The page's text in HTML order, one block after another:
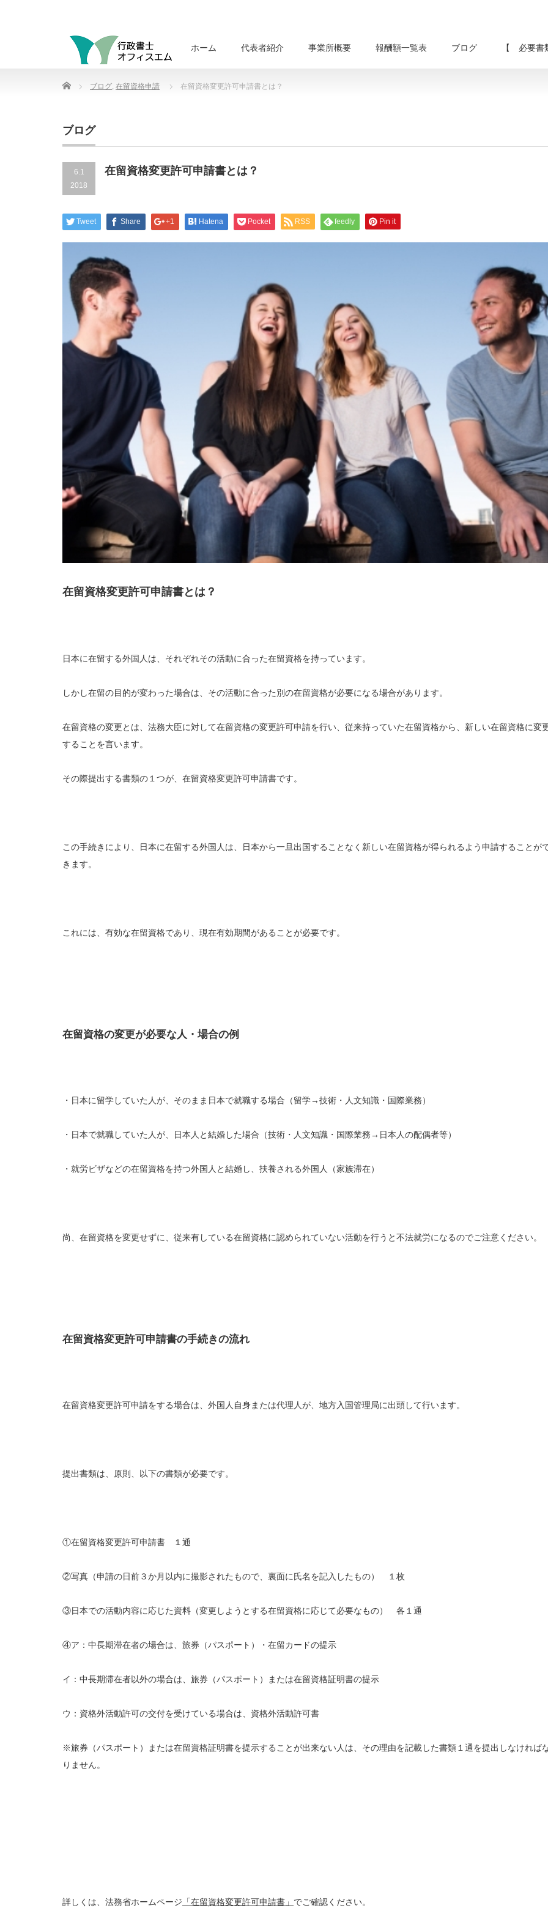
ホーム 代表者紹介 事業所概要 報酬額一覧表 ブログ 【 必要
Home ブログ, 在留資格申請 在留資格変更許可申請書とは？
ブログ
6.1
2018
在留資格変更許可申請書とは？
Tweet Share +1 Hatena Pocket RSS feedly Pin it
在留資格変更許可申請書とは？
日本に在留する外国人は、それぞれその活動に合った在留資格を持っています。
しかし在留の目的が変わった場合は、その活動に合った別の在留資格が必要になる場合があります。
在留資格の変更とは、法務大臣に対して在留資格の変更許可申請を行い、従来持っていた在留資格から、新しい在留資格に変
することを言います。
その際提出する書類の１つが、在留資格変更許可申請書です。
この手続きにより、日本に在留する外国人は、日本から一旦出国することなく新しい在留資格が得られるよう申請することが
きます。
これには、有効な在留資格であり、現在有効期間があることが必要です。
在留資格の変更が必要な人・場合の例
・日本に留学していた人が、そのまま日本で就職する場合（留学→技術・人文知識・国際業務）
・日本で就職していた人が、日本人と結婚した場合（技術・人文知識・国際業務→日本人の配偶者等）
・就労ビザなどの在留資格を持つ外国人と結婚し、扶養される外国人（家族滞在）
尚、在留資格を変更せずに、従来有している在留資格に認められていない活動を行うと不法就労になるのでご注意ください。
在留資格変更許可申請書の手続きの流れ
在留資格変更許可申請をする場合は、外国人自身または代理人が、地方入国管理局に出頭して行います。
提出書類は、原則、以下の書類が必要です。
①在留資格変更許可申請書 １通
②写真（申請の日前３か月以内に撮影されたもので、裏面に氏名を記入したもの） １枚
③日本での活動内容に応じた資料（変更しようとする在留資格に応じて必要なもの） 各１通
④ア：中長期滞在者の場合は、旅券（パスポート）・在留カードの提示
イ：中長期滞在者以外の場合は、旅券（パスポート）または在留資格証明書の提示
ウ：資格外活動許可の交付を受けている場合は、資格外活動許可書
※旅券（パスポート）または在留資格証明書を提示することが出来ない人は、その理由を記載した書類１通を提出しなければ
りません。
詳しくは、法務省ホームページ 「在留資格変更許可申請書」 でご確認ください。